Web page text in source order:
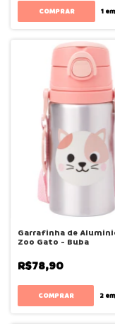
1
Garrafinha de
Zoo Gato - Buba
R$78,90
2